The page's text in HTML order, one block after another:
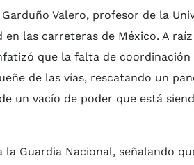
Valero, profesor de la
las carreteras de México. A
que la falta de
de las vías, rescatando un
un vacío de poder que está
Guardia Nacional, señalando